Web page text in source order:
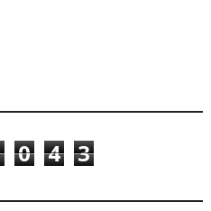
0 4 3